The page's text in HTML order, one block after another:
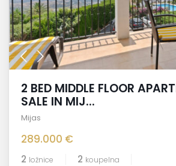
2 BED MIDDLE FLOOR
SALE IN MIJ...
Mijas
289.000 €
2 ložnice 2 koupelna